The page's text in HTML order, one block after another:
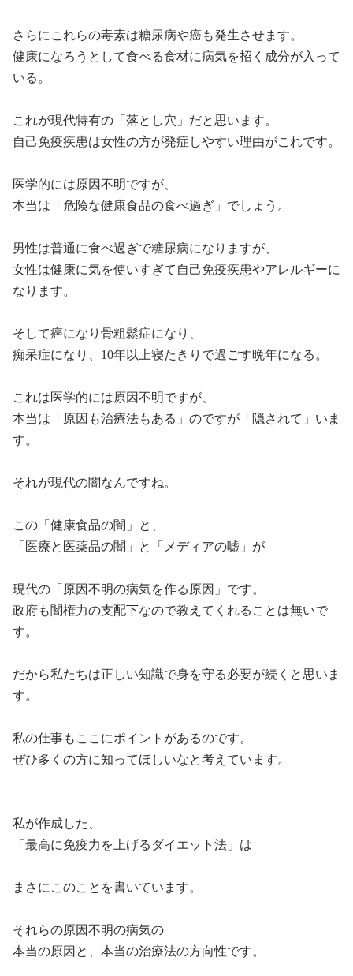
さらにこれらの毒素は糖尿病や癌も発生させます。
健康になろうとして食べる食材に病気を招く成分が入って
いる。
これが現代特有の「落とし穴」だと思います。
自己免疫疾患は女性の方が発症しやすい理由がこれです。
医学的には原因不明ですが、
本当は「危険な健康食品の食べ過ぎ」でしょう。
男性は普通に食べ過ぎで糖尿病になりますが、
女性は健康に気を使いすぎて自己免疫疾患やアレルギーに
なります。
そして癌になり骨粗鬆症になり、
痴呆症になり、 10年以上寝たきりで過ごす晩年になる。
これは医学的には原因不明ですが、
本当は「原因も治療法もある」のですが「隠されて」いま
す。
それが現代の闇なんですね。
この「健康食品の闇」と、
「医療と医薬品の闇」と「メディアの嘘」が
現代の「原因不明の病気を作る原因」です。
政府も闇権力の支配下なので教えてくれることは無いで
す。
だから私たちは正しい知識で身を守る必要が続くと思いま
す。
私の仕事もここにポイントがあるのです。
ぜひ多くの方に知ってほしいなと考えています。
私が作成した、
「最高に免疫力を上げるダイエット法」は
まさにこのことを書いています。
それらの原因不明の病気の
本当の原因と、本当の治療法の方向性です。